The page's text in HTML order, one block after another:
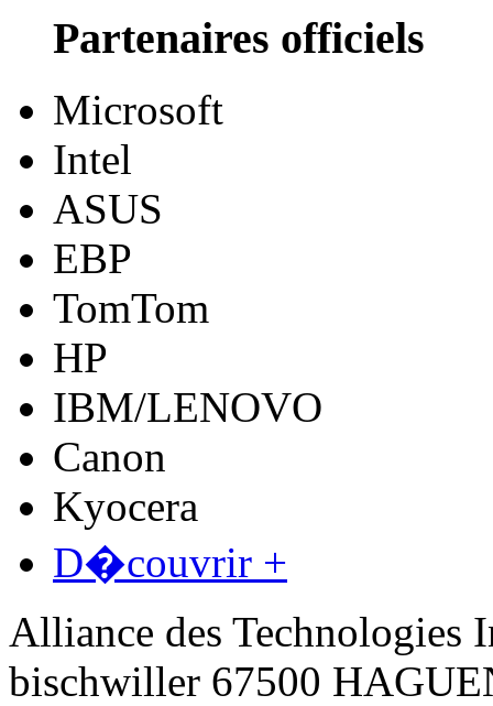
Partenaires officiels
Microsoft
Intel
ASUS
EBP
TomTom
HP
IBM/LENOVO
Canon
Kyocera
D�couvrir +
Alliance des Technologies
bischwiller 67500